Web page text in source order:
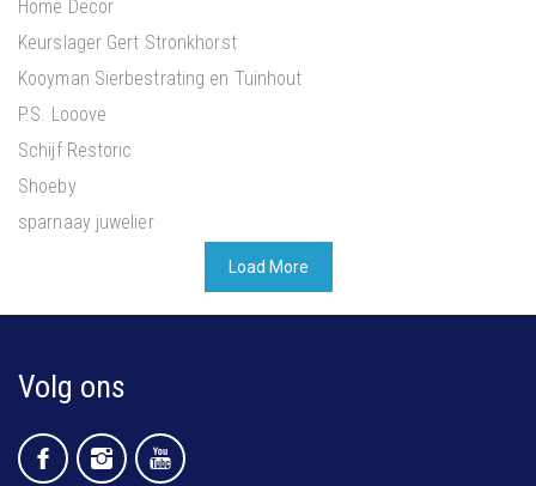
Home Decor
Keurslager Gert Stronkhorst
Kooyman Sierbestrating en Tuinhout
P.S. Looove
Schijf Restoric
Shoeby
sparnaay juwelier
Load More
Volg ons